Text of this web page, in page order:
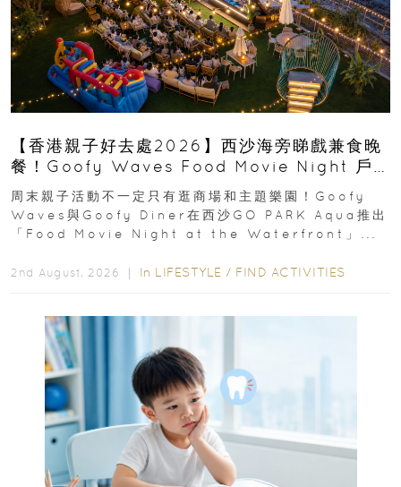
【香港親子好去處2026】西沙海旁睇戲兼食晚
餐！Goofy Waves Food Movie Night 戶
外影院逢週末登場
周末親子活動不一定只有逛商場和主題樂園！Goofy
Waves與Goofy Diner在西沙GO PARK Aqua推出
「Food Movie Night at the Waterfront」...
2nd August, 2026 ｜ In LIFESTYLE / FIND ACTIVITIES